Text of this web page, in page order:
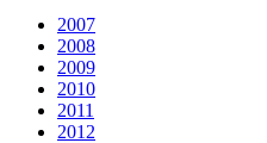
2007
2008
2009
2010
2011
2012